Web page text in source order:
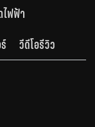
ไฟฟ้า
วีดีโอรีวิว